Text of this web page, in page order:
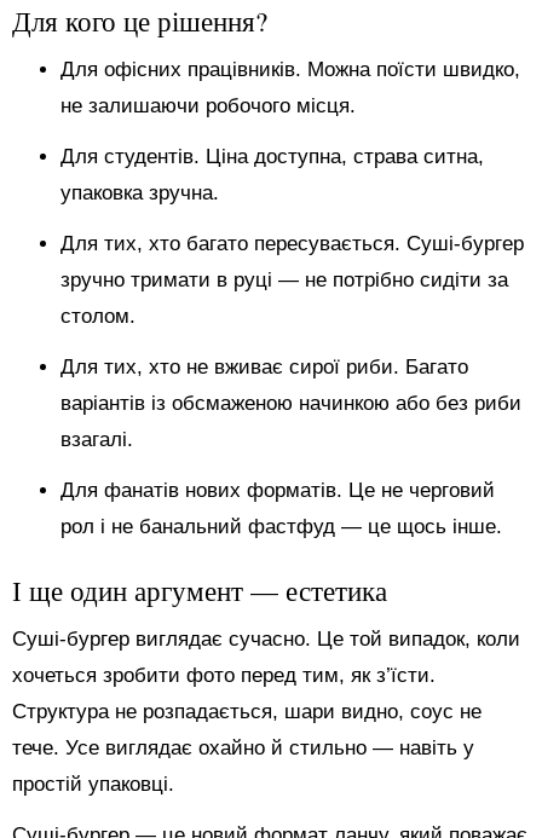
Для кого це рішення?
Для офісних працівників. Можна поїсти швидко,
не залишаючи робочого місця.
Для студентів. Ціна доступна, страва ситна,
упаковка зручна.
Для тих, хто багато пересувається. Суші-бургер
зручно тримати в руці — не потрібно сидіти за
столом.
Для тих, хто не вживає сирої риби. Багато
варіантів із обсмаженою начинкою або без риби
взагалі.
Для фанатів нових форматів. Це не черговий
рол і не банальний фастфуд — це щось інше.
І ще один аргумент — естетика
Суші-бургер виглядає сучасно. Це той випадок, коли
хочеться зробити фото перед тим, як з’їсти.
Структура не розпадається, шари видно, соус не
тече. Усе виглядає охайно й стильно — навіть у
простій упаковці.